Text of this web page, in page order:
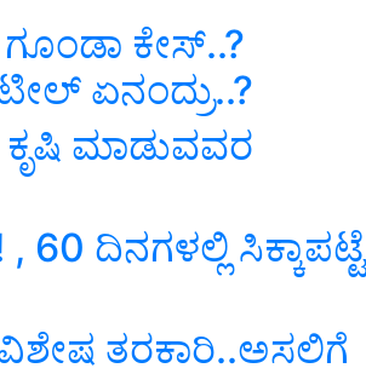
ಕೇಸ್‌..?
ಏನಂದ್ರು..?
ಮಾಡುವವರ
60 ದಿನಗಳಲ್ಲಿ ಸಿಕ್ಕಾಪಟ್ಟೆ
ತರಕಾರಿ..ಅಸಲಿಗೆ